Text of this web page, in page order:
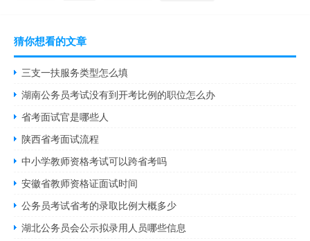
猜你想看的文章
三支一扶服务类型怎么填
湖南公务员考试没有到开考比例的职位怎么办
省考面试官是哪些人
陕西省考面试流程
中小学教师资格考试可以跨省考吗
安徽省教师资格证面试时间
公务员考试省考的录取比例大概多少
湖北公务员会公示拟录用人员哪些信息